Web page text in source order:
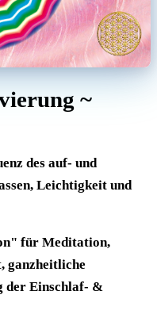
~
des auf- und
Leichtigkeit und
für Meditation,
ganzheitliche
der Einschlaf- &